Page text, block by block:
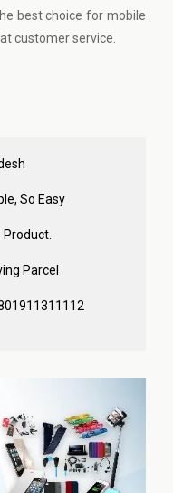
best choice for mobile
customer service.
So Easy
Parcel